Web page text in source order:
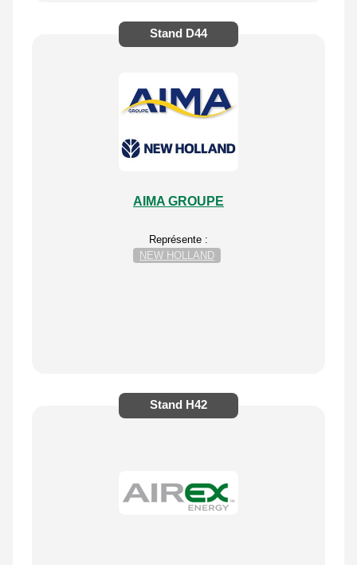
Stand D44
AIMA GROUPE
Représente :
NEW HOLLAND
Stand H42